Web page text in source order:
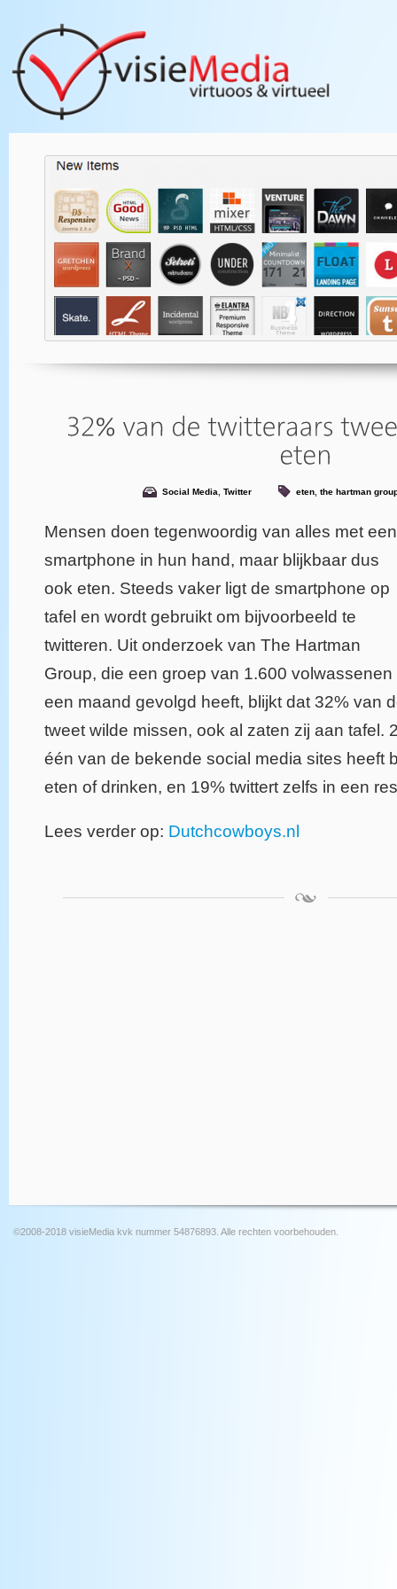
Social Media Twitter eten the hartman
Mensen doen tegenwoordig van alles met een
smartphone in hun hand, maar blijkbaar dus
ook eten. Steeds vaker ligt de smartphone op
tafel en wordt gebruikt om bijvoorbeeld te
twitteren. Uit onderzoek van The Hartman
Group, die een groep van 1.600 volwassenen
een maand gevolgd heeft, blijkt dat 32% van
tweet wilde missen, ook al zaten zij aan tafel.
één van de bekende social media sites heeft
eten of drinken, en 19% twittert zelfs in een
Lees verder op: Dutchcowboys.nl
©2008-2018 visieMedia kvk nummer 54876893. Alle rechten voorbehouden.